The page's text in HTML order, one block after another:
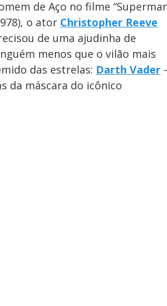
de Aço no filme
o ator Christopher Reeve
de uma ajudinha de
menos que o vilão mais
das estrelas: Darth Vader
da máscara do icônico